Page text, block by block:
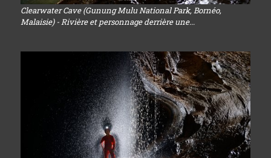
Clearwater Cave (Gunung Mulu National Park, Bornéo,
Malaisie) - Rivière et personnage derrière une...